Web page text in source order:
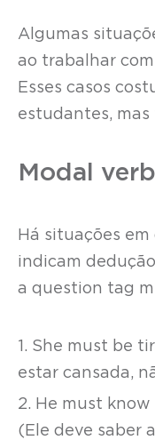
Algumas
ao trabalhar
Esses casos
estudantes,
Modal
Há situações em
indicam
a question tag
1. She must be
estar cansada,
2. He must know
(Ele deve saber